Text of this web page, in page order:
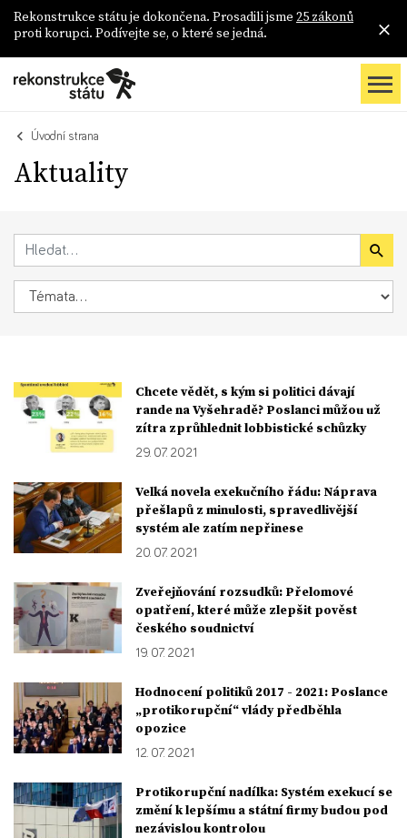
Rekonstrukce státu je dokončena. Prosadili jsme 25 zákonů
proti korupci. Podívejte se, o které se jedná.
Úvodní strana
Aktuality
Chcete vědět, s kým si politici dávají
rande na Vyšehradě? Poslanci můžou už
zítra zprůhlednit lobbistické schůzky
29. 07. 2021
Velká novela exekučního řádu: Náprava
přešlapů z minulosti, spravedlivější
systém ale zatím nepřinese
20. 07. 2021
Zveřejňování rozsudků: Přelomové
opatření, které může zlepšit pověst
českého soudnictví
19. 07. 2021
Hodnocení politiků 2017 - 2021: Poslance
„protikorupční“ vlády předběhla
opozice
12. 07. 2021
Protikorupční nadílka: Systém exekucí se
změní k lepšímu a státní firmy budou pod
nezávislou kontrolou